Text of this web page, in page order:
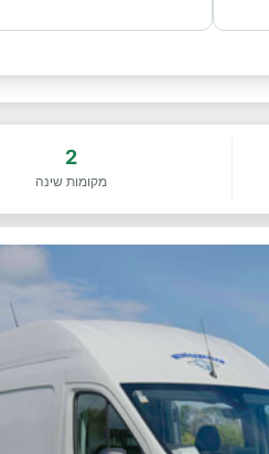
2
מקומות שינה